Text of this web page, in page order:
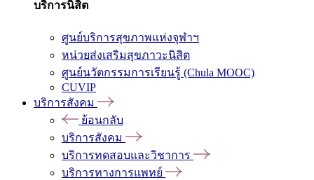
บริการนิสิต
ศูนย์บริการสุขภาพแห่งจุฬาฯ
หน่วยส่งเสริมสุขภาวะนิสิต
ศูนย์นวัตกรรมการเรียนรู้ (Chula MOOC)
CUVIP
บริการสังคม
ย้อนกลับ
บริการสังคม
บริการทดสอบและวิชาการ
บริการทางการแพทย์